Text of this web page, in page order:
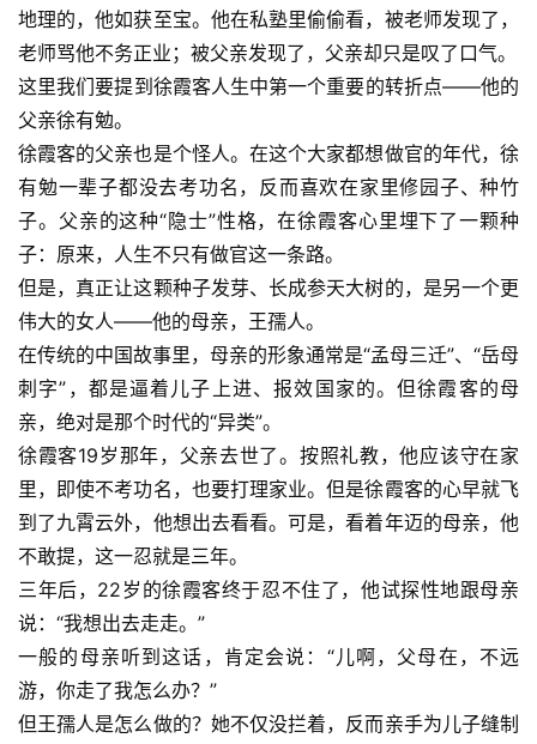
地理的，他如获至宝。他在私塾里偷偷看，被老师发现了，
老师骂他不务正业；被父亲发现了，父亲却只是叹了口气。
这里我们要提到徐霞客人生中第一个重要的转折点——他的
父亲徐有勉。
徐霞客的父亲也是个怪人。在这个大家都想做官的年代，徐
有勉一辈子都没去考功名，反而喜欢在家里修园子、种竹
子。父亲的这种“隐士”性格，在徐霞客心里埋下了一颗种
子：原来，人生不只有做官这一条路。
但是，真正让这颗种子发芽、长成参天大树的，是另一个更
伟大的女人——他的母亲， 王孺人。
在传统的中国故事里，母亲的形象通常是“孟母三迁”、“岳母
刺字”，都是逼着儿子上进、报效国家的。但徐霞客的母
亲，绝对是那个时代的“异类”。
徐霞客19岁那年，父亲去世了。按照礼教，他应该守在家
里，即使不考功名，也要打理家业。但是徐霞客的心早就飞
到了九霄云外，他想出去看看。可是，看着年迈的母亲，他
不敢提，这一忍就是三年。
三年后，22岁的徐霞客终于忍不住了，他试探性地跟母亲
说：“我想出去走走。”
一般的母亲听到这话，肯定会说：“儿啊，父母在，不远
游，你走了我怎么办？”
但王孺人是怎么做的？她不仅没拦着，反而亲手为儿子缝制